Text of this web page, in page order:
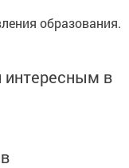
образования.
в